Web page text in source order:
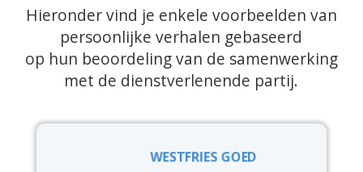
Hieronder vind je enkele voorbeelden van
persoonlijke verhalen gebaseerd
op hun beoordeling van de samenwerking
met de dienstverlenende partij.
WESTFRIES GOED